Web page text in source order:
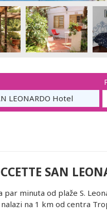
LEONARDO Hotel
SAN
par minuta od plaže S.
na 1 km od centra